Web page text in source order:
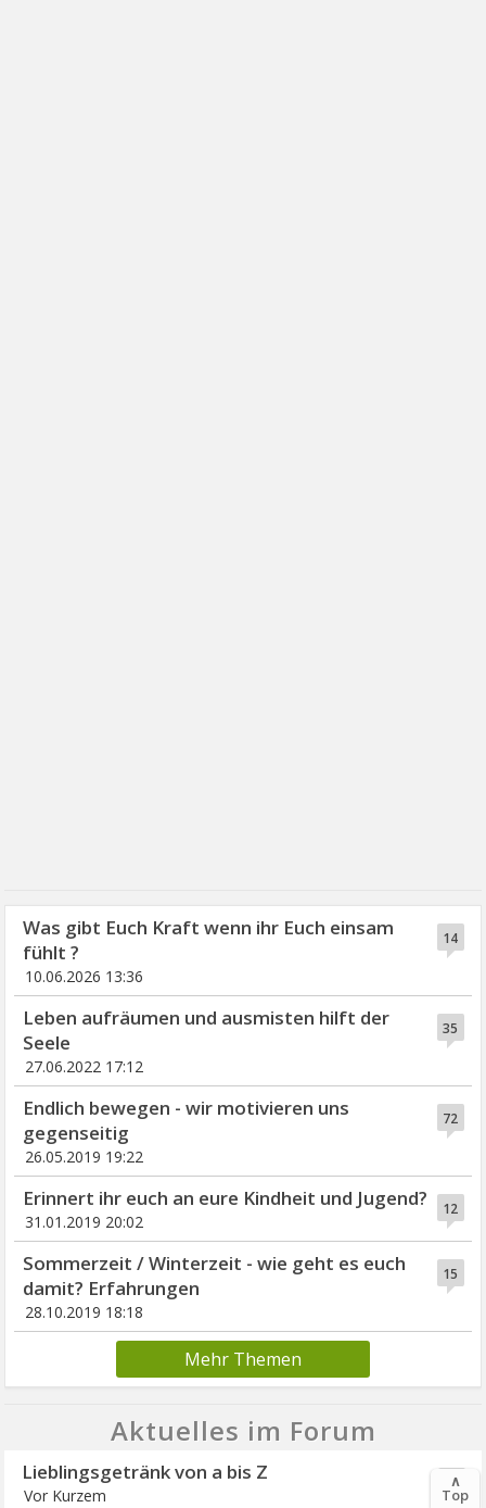
14
Was gibt Euch Kraft wenn ihr Euch einsam
fühlt ?
10.06.2026 13:36
35
Leben aufräumen und ausmisten hilft der
Seele
27.06.2022 17:12
72
Endlich bewegen - wir motivieren uns
gegenseitig
26.05.2019 19:22
12
Erinnert ihr euch an eure Kindheit und Jugend?
31.01.2019 20:02
15
Sommerzeit / Winterzeit - wie geht es euch
damit? Erfahrungen
28.10.2019 18:18
Mehr Themen
Aktuelles im Forum
278
Lieblingsgetränk von a bis Z
Vor Kurzem
∧
Top